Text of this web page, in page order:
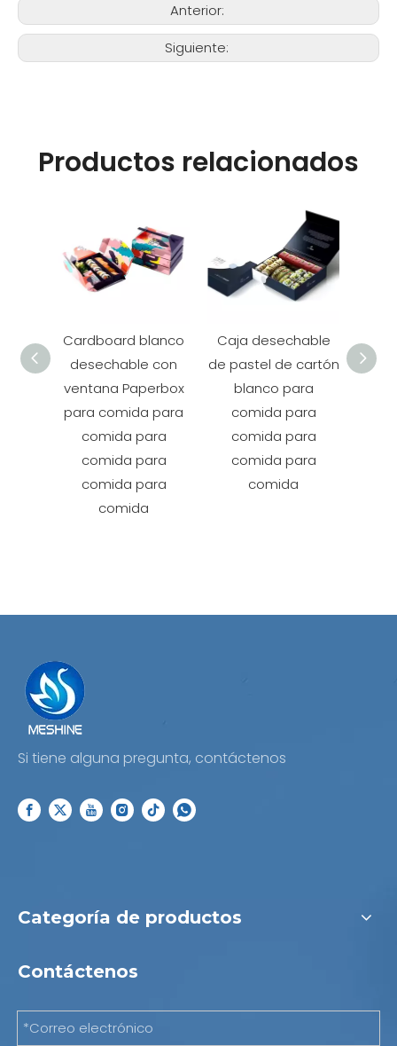
Anterior:
Siguiente:
Productos relacionados
Cardboard blanco
desechable con
ventana Paperbox
para comida para
comida para
comida para
comida para
comida
Caja desechable
de pastel de cartón
blanco para
comida para
comida para
comida para
comida
Si tiene alguna pregunta, contáctenos
Categoría de productos
Contáctenos